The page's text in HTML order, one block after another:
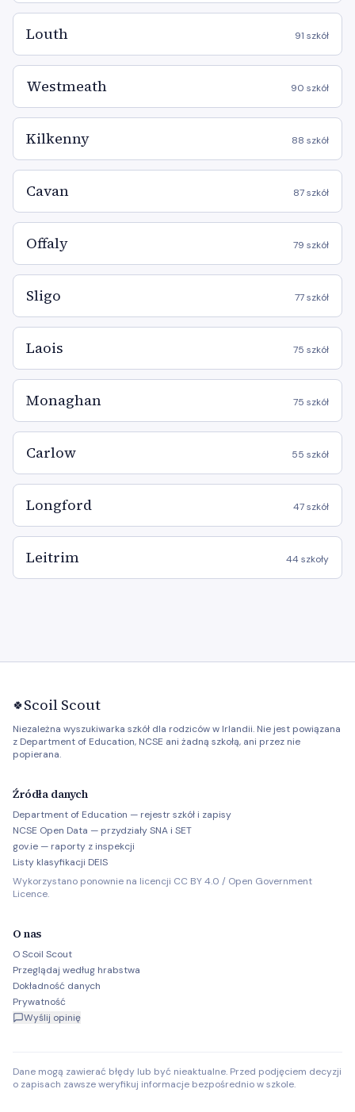
Louth 91 szkół
Westmeath 90 szkół
Kilkenny 88 szkół
Cavan 87 szkół
Offaly 79 szkół
Sligo 77 szkół
Laois 75 szkół
Monaghan 75 szkół
Carlow 55 szkół
Longford 47 szkół
Leitrim 44 szkoły
🍀Scoil Scout
Niezależna wyszukiwarka szkół dla rodziców w Irlandii. Nie jest powiązana
z Department of Education, NCSE ani żadną szkołą, ani przez nie
popierana.
Źródła danych
Department of Education — rejestr szkół i zapisy
NCSE Open Data — przydziały SNA i SET
gov.ie — raporty z inspekcji
Listy klasyfikacji DEIS
Wykorzystano ponownie na licencji CC BY 4.0 / Open Government
Licence.
O nas
O Scoil Scout
Przeglądaj według hrabstwa
Dokładność danych
Prywatność
Wyślij opinię
Dane mogą zawierać błędy lub być nieaktualne. Przed podjęciem decyzji
o zapisach zawsze weryfikuj informacje bezpośrednio w szkole.